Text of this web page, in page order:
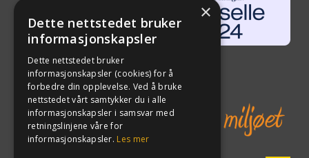
×
Dette nettstedet bruker
informasjonskapsler
Dette nettstedet bruker
informasjonskapsler (cookies) for å
forbedre din opplevelse. Ved å bruke
nettstedet vårt samtykker du i alle
informasjonskapsler i samsvar med
retningslinjene våre for
informasjonskapsler. Les mer